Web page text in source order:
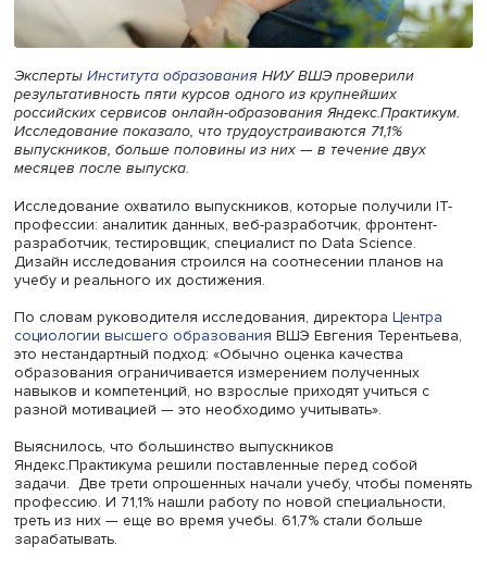
ЭкспертыИнститута образования
результативность пяти курсов одного из крупнейших
российских сервисов онлайн-образования
Исследование показало, что трудоустраиваются 71,1%
выпускников, больше половины из них — в течение
месяцев после выпуска.
Исследование охватило выпускников, которые
профессии: аналитик данных, веб-разработчик,
разработчик, тестировщик, специалист по Data Science.
Дизайн исследования строился на соотнесении
учебу и реального их достижения.
По словам руководителя исследования, директора
социологии высшего образованияВШЭ Евгения
это нестандартный подход: «Обычно оценка качества
образования ограничивается измерением полученных
навыков и компетенций, но взрослые приходят учиться